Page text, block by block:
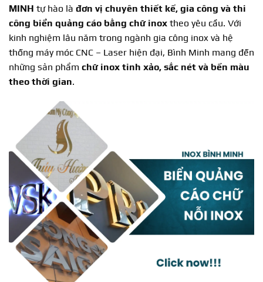
MINH tự hào là đơn vị chuyên thiết kế, gia công và thi
công biển quảng cáo bằng chữ inox theo yêu cầu. Với
kinh nghiệm lâu năm trong ngành gia công inox và hệ
thống máy móc CNC – Laser hiện đại, Bình Minh mang đến
những sản phẩm chữ inox tinh xảo, sắc nét và bền màu
theo thời gian.